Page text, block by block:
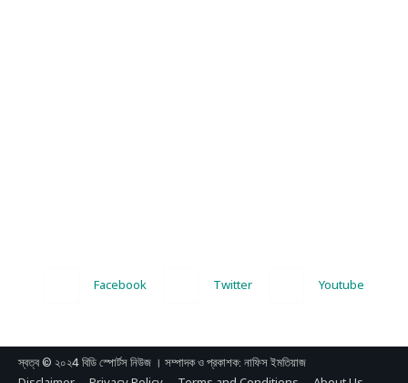
Facebook Twitter Youtube
স্বত্ব © ২০২4 বিডি স্পোর্টস নিউজ । সম্পাদক ও প্রকাশক: নাফিস ইমতিয়াজ